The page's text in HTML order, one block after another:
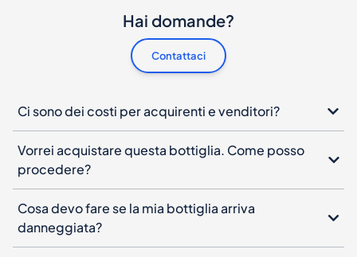
Hai domande?
Contattaci
Ci sono dei costi per acquirenti e venditori?
Vorrei acquistare questa bottiglia. Come posso
procedere?
Cosa devo fare se la mia bottiglia arriva
danneggiata?